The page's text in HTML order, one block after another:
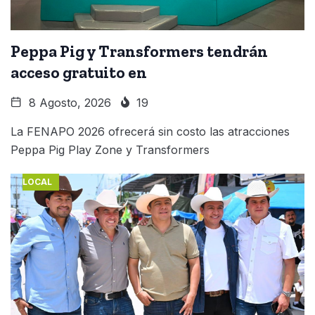
Peppa Pig y Transformers tendrán
acceso gratuito en
8 Agosto, 2026 19
La FENAPO 2026 ofrecerá sin costo las atracciones
Peppa Pig Play Zone y Transformers
LOCAL